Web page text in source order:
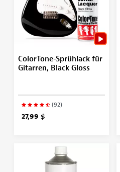
ColorTone-Sprühlack für
Gitarren, Black Gloss
(92)
27,99 $